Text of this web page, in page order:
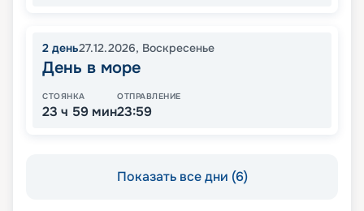
2 день27.12.2026, Воскресенье
День в море
СТОЯНКА
23 ч 59 мин
ОТПРАВЛЕНИЕ
23:59
Показать все дни (6)